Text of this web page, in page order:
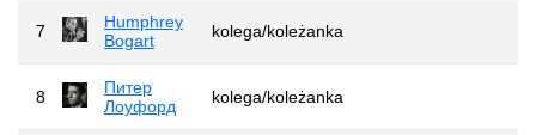
7
Humphrey
Bogart
kolega/koleżanka
8
Питер
Лоуфорд
kolega/koleżanka